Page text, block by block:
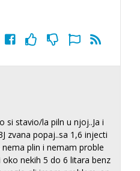
si stavio/la piln u njoj..Ja i
zvana popaj..sa 1,6 injecti
plin i nemam proble
nekih 5 do 6 litara benz